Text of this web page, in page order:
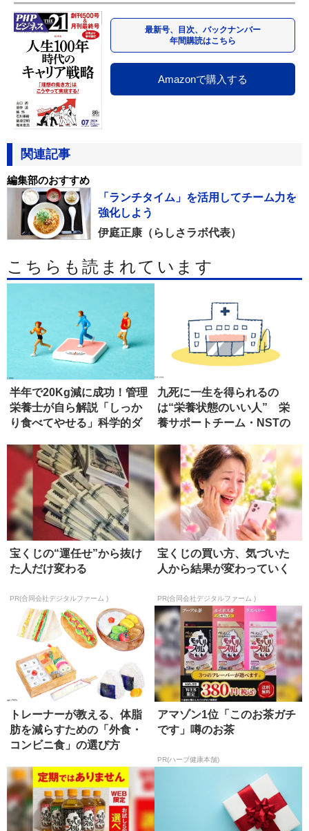
最新号、目次、バックナンバー
年間購読はこちら
Amazonで購入する
関連記事
編集部のおすすめ
「ランチタイム」を活用してチーム力を
強化しよう
伊庭正康（らしさラボ代表）
こちらも読まれています
半年で20Kg減に成功！管理
栄養士が自ら解説「しっか
り食べてやせる」科学的ダ
九死に一生を得られるの
は“栄養状態のいい人” 栄
養サポートチーム・NSTの
宝くじの“運任せ”から抜け
た人だけ変わる
PR(合同会社デジタルファーム )
宝くじの買い方、気づいた
人から結果が変わっていく
PR(合同会社デジタルファーム )
トレーナーが教える、体脂
肪を減らすための「外食・
コンビニ食」の選び方
アマゾン1位「このお茶ガチ
です」噂のお茶
PR(ハーブ健康本舗)